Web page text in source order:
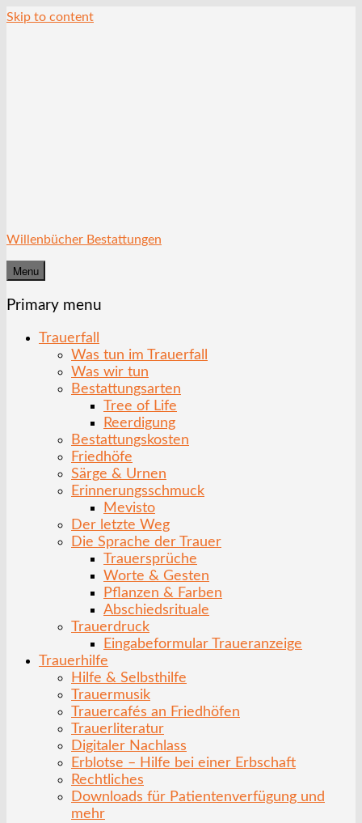
Skip to content
Willenbücher Bestattungen
Menu
Primary menu
Trauerfall
Was tun im Trauerfall
Was wir tun
Bestattungsarten
Tree of Life
Reerdigung
Bestattungskosten
Friedhöfe
Särge & Urnen
Erinnerungsschmuck
Mevisto
Der letzte Weg
Die Sprache der Trauer
Trauersprüche
Worte & Gesten
Pflanzen & Farben
Abschiedsrituale
Trauerdruck
Eingabeformular Traueranzeige
Trauerhilfe
Hilfe & Selbsthilfe
Trauermusik
Trauercafés an Friedhöfen
Trauerliteratur
Digitaler Nachlass
Erblotse – Hilfe bei einer Erbschaft
Rechtliches
Downloads für Patientenverfügung und
mehr